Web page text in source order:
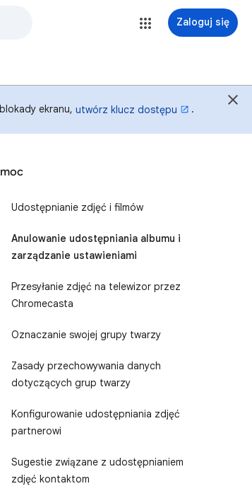
Zaloguj się
ekranu, utwórz klucz dostępu .
Udostępnianie zdjęć i filmów
Anulowanie udostępniania albumu i
zarządzanie ustawieniami
Przesyłanie zdjęć na telewizor przez
Chromecasta
Oznaczanie swojej grupy twarzy
Zasady przechowywania danych
dotyczących grup twarzy
Konfigurowanie udostępniania zdjęć
partnerowi
Sugestie związane z udostępnianiem
zdjęć kontaktom